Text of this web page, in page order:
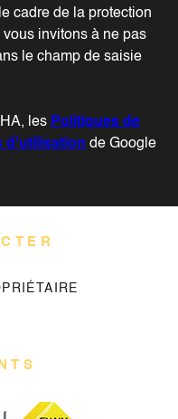
cadre de la protection
invitons à ne pas
le champ de saisie
les Politiques de
d'utilisation de Google